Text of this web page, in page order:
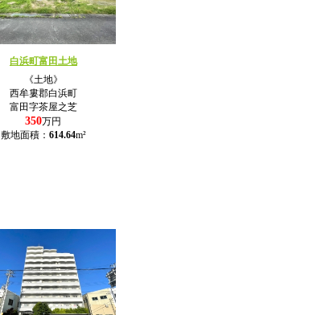
白浜町富田土地
《土地》
西牟婁郡白浜町
富田字茶屋之芝
350万円
敷地面積： 614.64m²